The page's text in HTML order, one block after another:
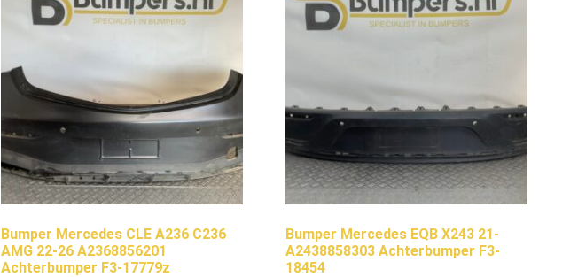
Bumper Mercedes CLE A236 C236
AMG 22-26 A2368856201
Achterbumper F3-17779z
Bumper Mercedes EQB X243 21-
A2438858303 Achterbumper F3-
18454